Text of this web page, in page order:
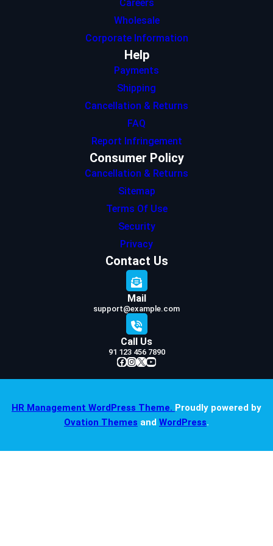
Careers
Wholesale
Corporate Information
Help
Payments
Shipping
Cancellation & Returns
FAQ
Report Infringement
Consumer Policy
Cancellation & Returns
Sitemap
Terms Of Use
Security
Privacy
Contact Us
Mail
support@example.com
Call Us
91 123 456 7890
Facebook InstagramX YouTube
HR Management WordPress Theme. Proudly powered by
Ovation Themes and WordPress.